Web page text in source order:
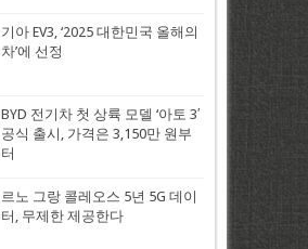
기아 EV3, ‘2025 대한민국 올해의
차’에 선정
BYD 전기차 첫 상륙 모델 ‘아토 3′
공식 출시, 가격은 3,150만 원부
터
르노 그랑 콜레오스 5년 5G 데이
터, 무제한 제공한다